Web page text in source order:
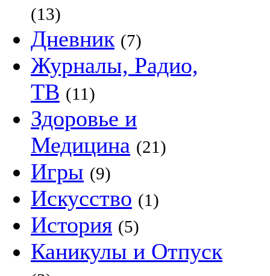
(13)
Дневник (7)
Журналы, Радио,
ТВ (11)
Здоровье и
Медицина (21)
Игры (9)
Искусство (1)
История (5)
Каникулы и Отпуск